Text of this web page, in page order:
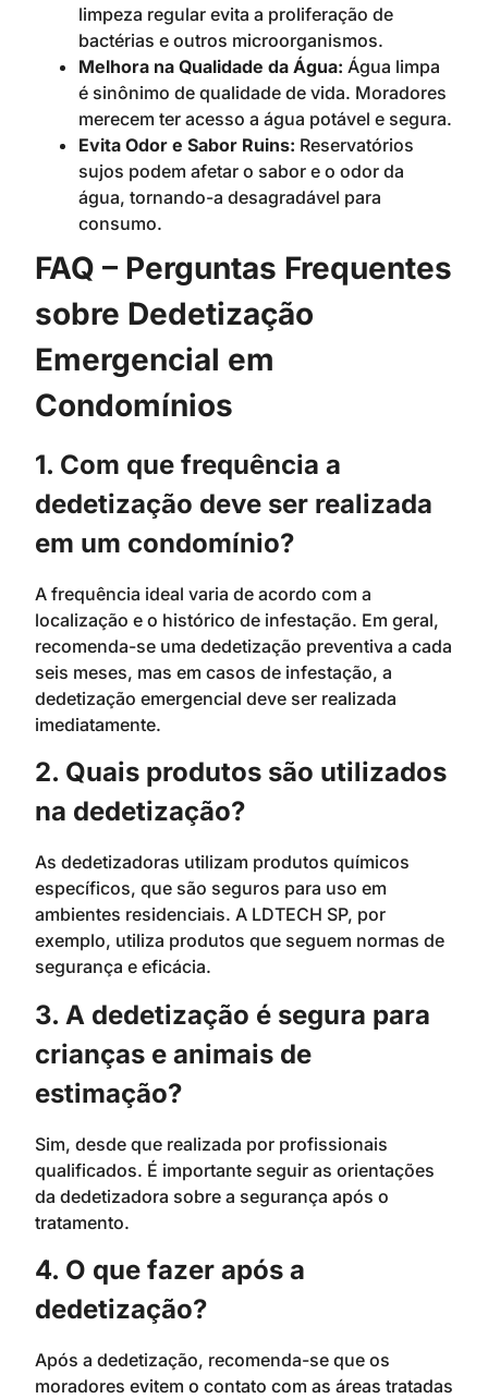
limpeza regular evita a proliferação de
bactérias e outros microorganismos.
Melhora na Qualidade da Água: Água limpa
é sinônimo de qualidade de vida. Moradores
merecem ter acesso a água potável e segura.
Evita Odor e Sabor Ruins: Reservatórios
sujos podem afetar o sabor e o odor da
água, tornando-a desagradável para
consumo.
FAQ – Perguntas Frequentes
sobre Dedetização
Emergencial em
Condomínios
1. Com que frequência a
dedetização deve ser realizada
em um condomínio?
A frequência ideal varia de acordo com a
localização e o histórico de infestação. Em geral,
recomenda-se uma dedetização preventiva a cada
seis meses, mas em casos de infestação, a
dedetização emergencial deve ser realizada
imediatamente.
2. Quais produtos são utilizados
na dedetização?
As dedetizadoras utilizam produtos químicos
específicos, que são seguros para uso em
ambientes residenciais. A LDTECH SP, por
exemplo, utiliza produtos que seguem normas de
segurança e eficácia.
3. A dedetização é segura para
crianças e animais de
estimação?
Sim, desde que realizada por profissionais
qualificados. É importante seguir as orientações
da dedetizadora sobre a segurança após o
tratamento.
4. O que fazer após a
dedetização?
Após a dedetização, recomenda-se que os
moradores evitem o contato com as áreas tratadas